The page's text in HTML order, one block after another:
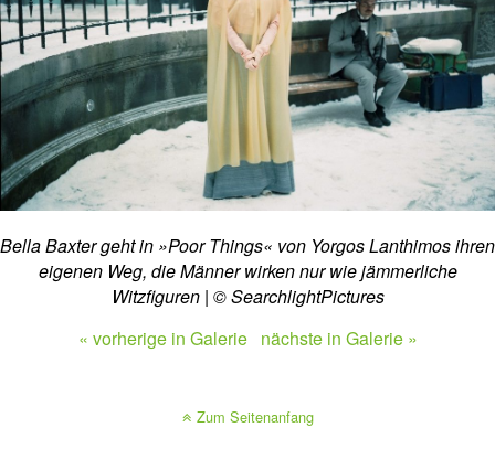
Bella Baxter geht in »Poor Things« von Yorgos Lanthimos ihren
eigenen Weg, die Männer wirken nur wie jämmerliche
Witzfiguren | © SearchlightPictures
« vorherige in Galerie nächste in Galerie »
Zum Seitenanfang